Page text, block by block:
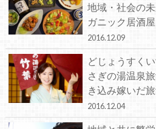
地域・社会の
ガニック居酒
2016.12.09
どじょうすく
さぎの湯温泉
き込み嫁いだ
2016.12.04